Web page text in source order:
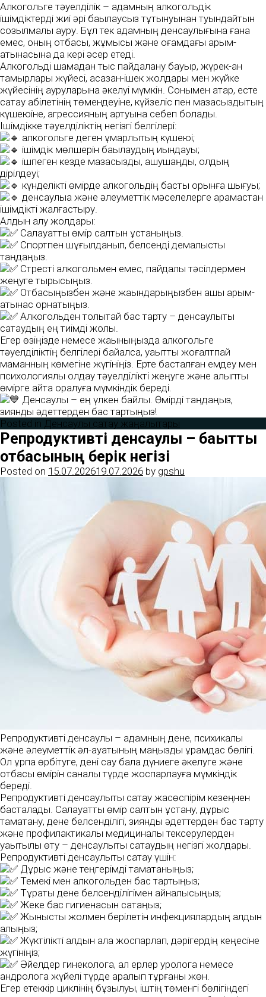
Алкогольге тәуелділік – адамның алкогольдік
ішімдіктерді жиі әрі бақылаусыз тұтынуынан туындайтын
созылмалы ауру. Бұл тек адамның денсаулығына ғана
емес, оның отбасы, жұмысы және қоғамдағы қарым-
қатынасына да кері әсер етеді.
Алкогольді шамадан тыс пайдалану бауыр, жүрек-қан
тамырлары жүйесі, асқазан-ішек жолдары мен жүйке
жүйесінің ауруларына әкелуі мүмкін. Сонымен қатар, есте
сақтау қабілетінің төмендеуіне, күйзеліс пен мазасыздықтың
күшеюіне, агрессияның артуына себеп болады.
Ішімдікке тәуелділіктің негізгі белгілері:
алкогольге деген құмарлықтың күшеюі;
ішімдік мөлшерін бақылаудың қиындауы;
ішпеген кезде мазасыздық, ашушаңдық, қолдың
дірілдеуі;
күнделікті өмірде алкогольдің басты орынға шығуы;
денсаулыққа және әлеуметтік мәселелерге қарамастан
ішімдікті жалғастыру.
Алдын алу жолдары:
Салауатты өмір салтын ұстаныңыз.
Спортпен шұғылданып, белсенді демалысты
таңдаңыз.
Стресті алкогольмен емес, пайдалы тәсілдермен
жеңуге тырысыңыз.
Отбасыңызбен және жақындарыңызбен ашық қарым-
қатынас орнатыңыз.
Алкогольден толықтай бас тарту – денсаулықты
сақтаудың ең тиімді жолы.
Егер өзіңізде немесе жақыныңызда алкогольге
тәуелділіктің белгілері байқалса, уақытты жоғалтпай
маманның көмегіне жүгініңіз. Ерте басталған емдеу мен
психологиялық қолдау тәуелділікті жеңуге және қалыпты
өмірге қайта оралуға мүмкіндік береді.
Денсаулық – ең үлкен байлық. Өмірді таңдаңыз,
зиянды әдеттерден бас тартыңыз!
Posted in Денсаулық сақтау жаңалықтары
Репродуктивті денсаулық – бақытты
отбасының берік негізі
Posted on 15.07.202619.07.2026 by gpshu
Репродуктивті денсаулық – адамның дене, психикалық
және әлеуметтік әл-ауқатының маңызды құрамдас бөлігі.
Ол ұрпақ өрбітуге, дені сау бала дүниеге әкелуге және
отбасы өмірін саналы түрде жоспарлауға мүмкіндік
береді.
Репродуктивті денсаулықты сақтау жасөспірім кезеңнен
басталады. Салауатты өмір салтын ұстану, дұрыс
тамақтану, дене белсенділігі, зиянды әдеттерден бас тарту
және профилактикалық медициналық тексерулерден
уақытылы өту – денсаулықты сақтаудың негізгі жолдары.
Репродуктивті денсаулықты сақтау үшін:
Дұрыс және теңгерімді тамақтаныңыз;
Темекі мен алкогольден бас тартыңыз;
Тұрақты дене белсенділігімен айналысыңыз;
Жеке бас гигиенасын сақтаңыз;
Жыныстық жолмен берілетін инфекциялардың алдын
алыңыз;
Жүктілікті алдын ала жоспарлап, дәрігердің кеңесіне
жүгініңіз;
Әйелдер гинекологқа, ал ерлер урологқа немесе
андрологқа жүйелі түрде қаралып тұрғаны жөн.
Егер етеккір циклінің бұзылуы, іштің төменгі бөлігіндегі